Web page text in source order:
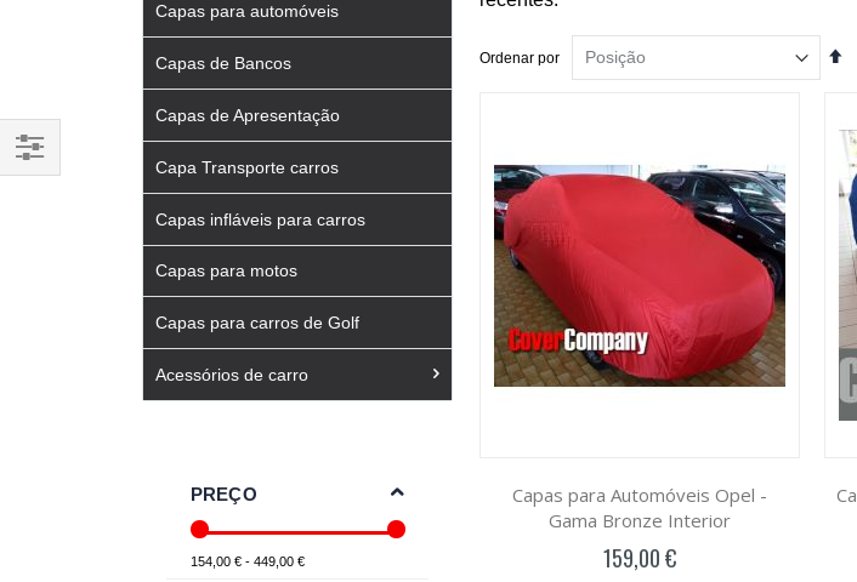
Ordenar por
Capas para Automóveis Opel -
Gama Bronze Interior
159,00 €
Capas para automóveis
Capas de Bancos
Capas de Apresentação
Capa Transporte carros
Capas infláveis para carros
Capas para motos
Capas para carros de Golf
Acessórios de carro
Filtrar
PREÇO
154,00 € - 449,00 €